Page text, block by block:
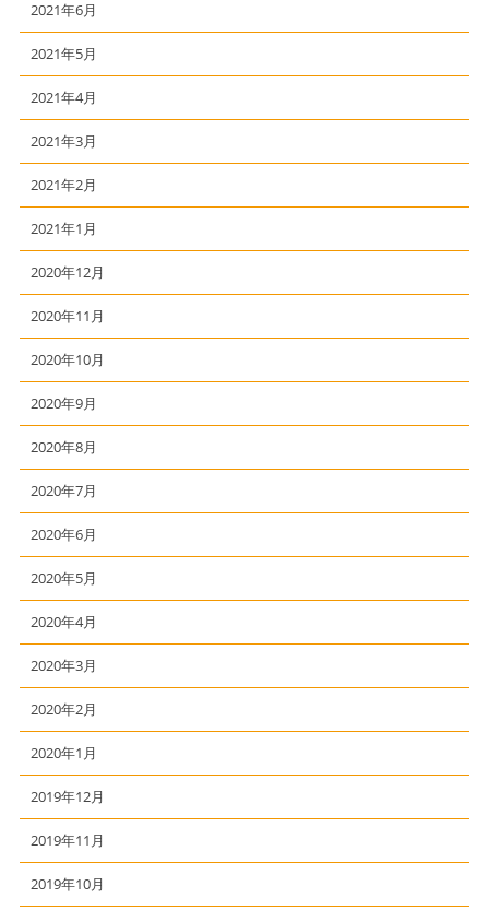
2021年6月
2021年5月
2021年4月
2021年3月
2021年2月
2021年1月
2020年12月
2020年11月
2020年10月
2020年9月
2020年8月
2020年7月
2020年6月
2020年5月
2020年4月
2020年3月
2020年2月
2020年1月
2019年12月
2019年11月
2019年10月